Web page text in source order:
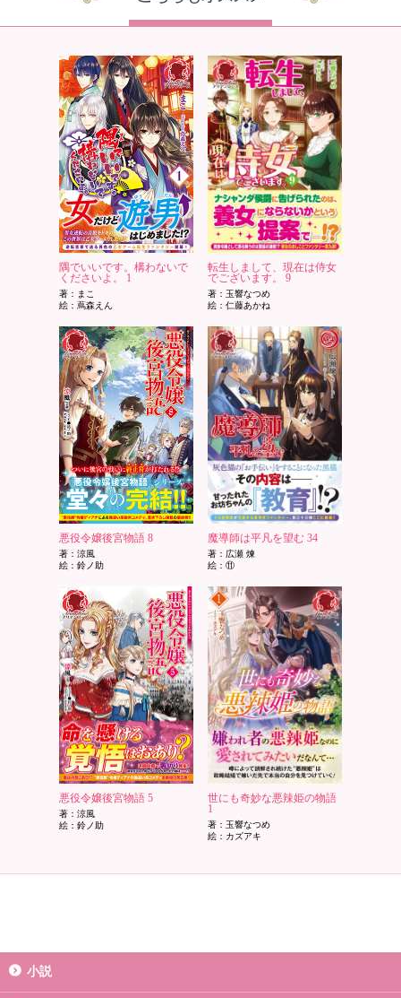
隅でいいです。構わないで
くださいよ。 1
著：まこ
絵：蔦森えん
転生しまして、現在は侍女
でございます。 9
著：玉響なつめ
絵：仁藤あかね
悪役令嬢後宮物語 8
著：涼風
絵：鈴ノ助
魔導師は平凡を望む 34
著：広瀬 煉
絵：⑪
悪役令嬢後宮物語 5
著：涼風
絵：鈴ノ助
世にも奇妙な悪辣姫の物語
1
著：玉響なつめ
絵：カズアキ
小説